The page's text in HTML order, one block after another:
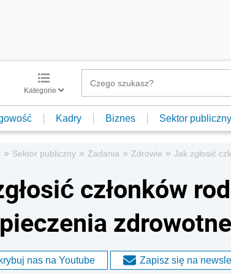
Kategorie
Kadry Biznes Sektor publiczny
» Sektor publiczny » Zadania » Zdrowie » Jak zgłosić
członków
nas na Youtube Zapisz się na